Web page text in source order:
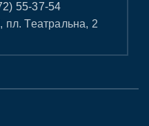
55-37-54
пл. Театральна, 2